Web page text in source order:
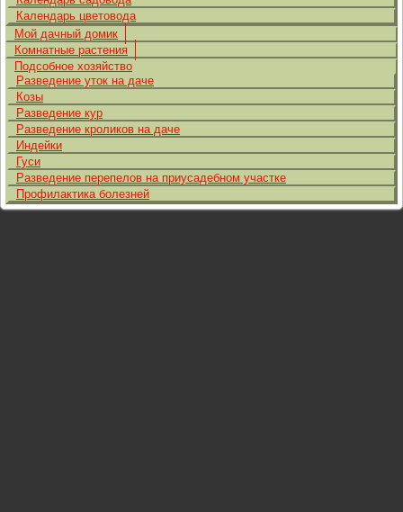
Календарь цветовода
Мой дачный домик
Комнатные растения
Подсобное хозяйство
Разведение уток на даче
Козы
Разведение кур
Разведение кроликов на даче
Индейки
Гуси
Разведение перепелов на приусадебном участке
Профилактика болезней